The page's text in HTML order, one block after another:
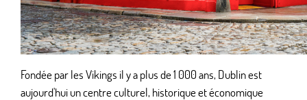
Fondée par les Vikings il y a plus de 1 000 ans, Dublin est
aujourd'hui un centre culturel, historique et économique